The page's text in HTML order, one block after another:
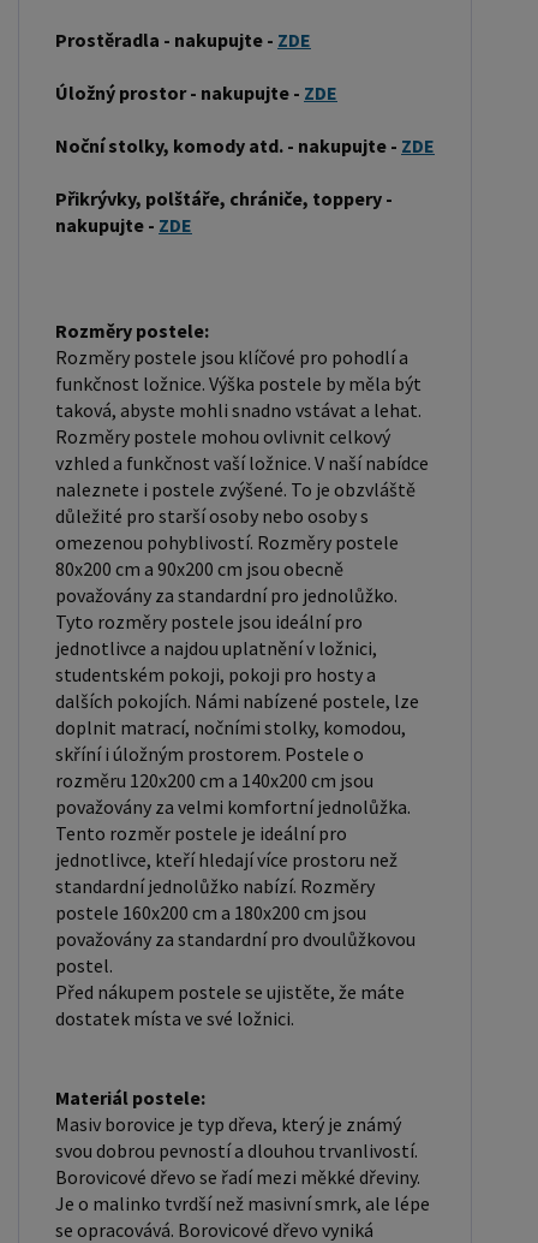
základních částí: rámu, roštu a matrace. Rám
postele může být vyroben z různých materiálů,
včetně dřeva, kovu nebo laminátu. Do rámu se
vkládá rošt. Matrace je položena na rošt a může
latexu nebo pružin. Matrace: Velikost matrace by
měla odpovídat rozměrům postele. Matrace se
pružinové matrace, taštičkové matrace, latexové
matrace, lamelové matrace, sendvičové matrace,
antibakteriální matrace. Matrace mohou být
měkké, středně tvrdé (H2, H3), tvrdé nebo velmi
tvrdé (H4). Tvrdost matrace je důležitý faktor,
který ovlivňuje pohodlí a podporu, kterou matrace
poskytuje. Při výběru matrace je důležité zvážit
několik faktorů, včetně vaší preferované polohy
spánku, vaší tělesné hmotnosti a jakékoliv
zdravotní problémy, které můžete mít. Laťkový
rošt ZDARMA: Laťkový rošt je ideální volbou pro ty,
kteří hledají kvalitní, pohodlný a cenově dostupný
podklad pod matraci. Laťkový rošt se skládá z
dřevěných lišt, které jsou spojeny textilií. Rošt
poskytuje dobrou podporu těla, cirkulaci vzduchu a
odvádění vlhkosti. Rošt postele je tvořen 12
příčkami, které jsou spojeny textilií, příčky roštu
jsou z masivu borovice. Mezery mezi příčkami jsou
cca 11 cm. Zpracování - lakovaná postel: Lakované
postele jsou oblíbené pro svůj elegantní vzhled a
odolnost. Lakovaný povrch je hladký, snadno se
čistí a je odolný vůči poškrábání a opotřebení. Je
zvláště citlivá na nežádoucí vnější faktory, jako je
sluneční záření. Dlouhodobé vystavení postele
těmto podmínkám může způsobit vizuální změny
v podobě zabarvení. Máte zájem o velkoobchodní
spolupráci? Nebo chcete získat zajímavou cenovou
Prostěradla - nakupujte - ZDE
Úložný prostor - nakupujte - ZDE
Noční stolky, komody atd. - nakupujte - ZDE
Přikrývky, polštáře, chrániče, toppery -
nakupujte - ZDE
Rozměry postele:
Rozměry postele jsou klíčové pro pohodlí a
funkčnost ložnice. Výška postele by měla být
taková, abyste mohli snadno vstávat a lehat.
Rozměry postele mohou ovlivnit celkový
vzhled a funkčnost vaší ložnice. V naší nabídce
naleznete i postele zvýšené. To je obzvláště
důležité pro starší osoby nebo osoby s
omezenou pohyblivostí. Rozměry postele
80x200 cm a 90x200 cm jsou obecně
považovány za standardní pro jednolůžko.
Tyto rozměry postele jsou ideální pro
jednotlivce a najdou uplatnění v ložnici,
studentském pokoji, pokoji pro hosty a
dalších pokojích. Námi nabízené postele, lze
doplnit matrací, nočními stolky, komodou,
skříní i úložným prostorem. Postele o
rozměru 120x200 cm a 140x200 cm jsou
považovány za velmi komfortní jednolůžka.
Tento rozměr postele je ideální pro
jednotlivce, kteří hledají více prostoru než
standardní jednolůžko nabízí. Rozměry
postele 160x200 cm a 180x200 cm jsou
považovány za standardní pro dvoulůžkovou
postel.
Před nákupem postele se ujistěte, že máte
dostatek místa ve své ložnici.
Materiál postele:
Masiv borovice je typ dřeva, který je známý
svou dobrou pevností a dlouhou trvanlivostí.
Borovicové dřevo se řadí mezi měkké dřeviny.
Je o malinko tvrdší než masivní smrk, ale lépe
se opracovává. Borovicové dřevo vyniká